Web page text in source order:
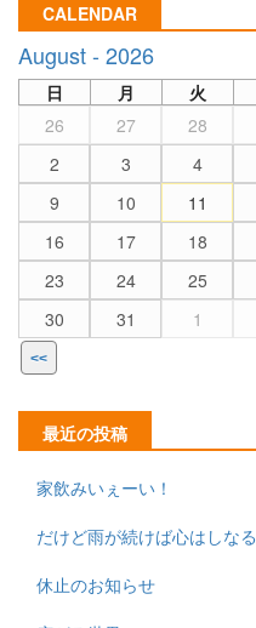
CALENDAR
August - 2026
日 月 火
26
27 28
2
3 4
9
10 11
16
17 18
23
24 25
30
31 1
<<
最近の投稿
家飲みいぇーい！
だけど雨が続けば心はしなる
休止のお知らせ